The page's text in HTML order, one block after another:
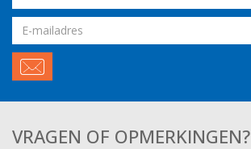
Email
VRAGEN OF OPMERKINGEN?